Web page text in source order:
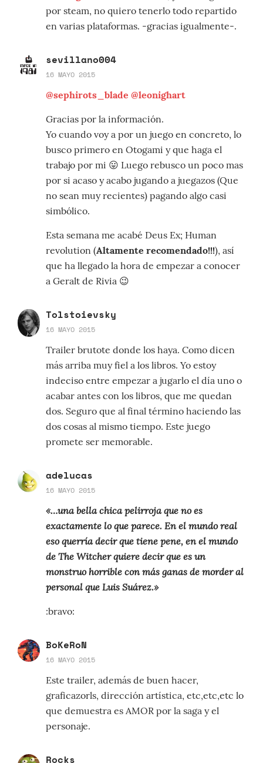
por steam, no quiero tenerlo todo repartido
en varias plataformas. -gracias igualmente-.
sevillano004
16 MAYO 2015
@sephirots_blade @leonighart
Gracias por la información.
Yo cuando voy a por un juego en concreto, lo
busco primero en Otogami y que haga el
trabajo por mi 😛 Luego rebusco un poco mas
por si acaso y acabo jugando a juegazos (Que
no sean muy recientes) pagando algo casi
simbólico.
Esta semana me acabé Deus Ex; Human
revolution (Altamente recomendado!!!), así
que ha llegado la hora de empezar a conocer
a Geralt de Rivia 😉
Tolstoievsky
16 MAYO 2015
Trailer brutote donde los haya. Como dicen
más arriba muy fiel a los libros. Yo estoy
indeciso entre empezar a jugarlo el día uno o
acabar antes con los libros, que me quedan
dos. Seguro que al final término haciendo las
dos cosas al mismo tiempo. Este juego
promete ser memorable.
adelucas
16 MAYO 2015
«…una bella chica pelirroja que no es
exactamente lo que parece. En el mundo real
eso querría decir que tiene pene, en el mundo
de The Witcher quiere decir que es un
monstruo horrible con más ganas de morder al
personal que Luis Suárez.»
:bravo:
BoKeRoN
16 MAYO 2015
Este trailer, además de buen hacer,
graficazorls, dirección artística, etc,etc,etc lo
que demuestra es AMOR por la saga y el
personaje.
Rocks